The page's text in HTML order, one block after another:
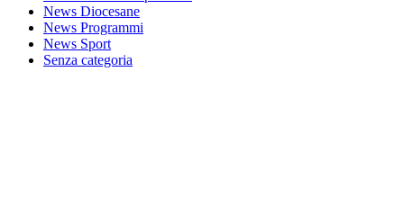
News Diocesane
News Programmi
News Sport
Senza categoria